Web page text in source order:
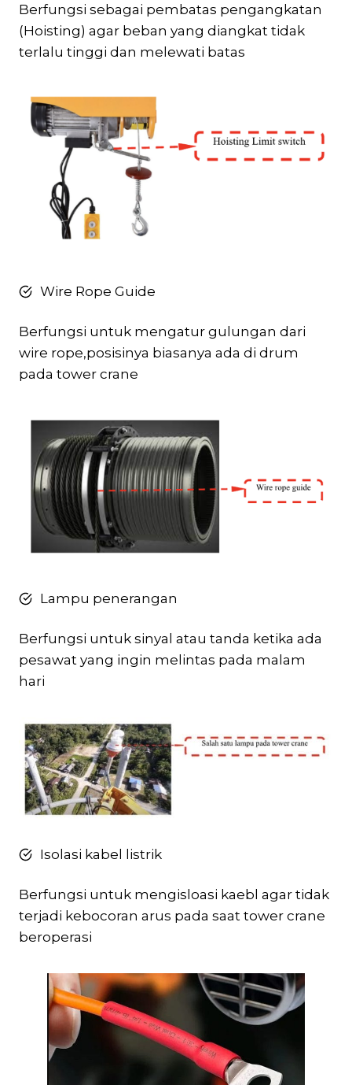
Berfungsi sebagai pembatas pengangkatan
(Hoisting) agar beban yang diangkat tidak
terlalu tinggi dan melewati batas
Wire Rope Guide
Berfungsi untuk mengatur gulungan dari
wire rope,posisinya biasanya ada di drum
pada tower crane
Lampu penerangan
Berfungsi untuk sinyal atau tanda ketika ada
pesawat yang ingin melintas pada malam
hari
Isolasi kabel listrik
Berfungsi untuk mengisloasi kaebl agar tidak
terjadi kebocoran arus pada saat tower crane
beroperasi